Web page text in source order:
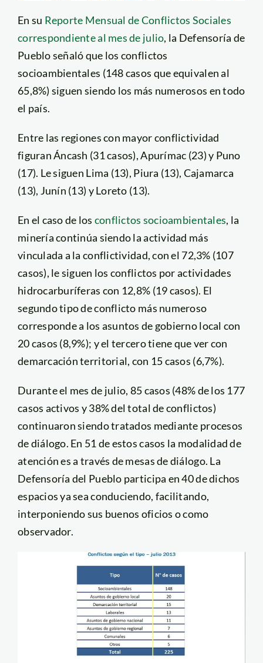
En su Reporte Mensual de Conflictos Sociales
correspondiente al mes de julio, la Defensoría de
Pueblo señaló que los conflictos
socioambientales (148 casos que equivalen al
65,8%) siguen siendo los más numerosos en todo
el país.
Entre las regiones con mayor conflictividad
figuran Áncash (31 casos), Apurímac (23) y Puno
(17). Le siguen Lima (13), Piura (13), Cajamarca
(13), Junín (13) y Loreto (13).
En el caso de los conflictos socioambientales, la
minería continúa siendo la actividad más
vinculada a la conflictividad, con el 72,3% (107
casos), le siguen los conflictos por actividades
hidrocarburíferas con 12,8% (19 casos). El
segundo tipo de conflicto más numeroso
corresponde a los asuntos de gobierno local con
20 casos (8,9%); y el tercero tiene que ver con
demarcación territorial, con 15 casos (6,7%).
Durante el mes de julio, 85 casos (48% de los 177
casos activos y 38% del total de conflictos)
continuaron siendo tratados mediante procesos
de diálogo. En 51 de estos casos la modalidad de
atención es a través de mesas de diálogo. La
Defensoría del Pueblo participa en 40 de dichos
espacios ya sea conduciendo, facilitando,
interponiendo sus buenos oficios o como
observador.